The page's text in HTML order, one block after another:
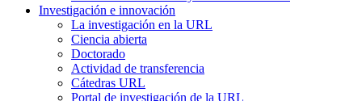
Investigación e innovación
La investigación en la URL
Ciencia abierta
Doctorado
Actividad de transferencia
Cátedras URL
Portal de investigación de la URL